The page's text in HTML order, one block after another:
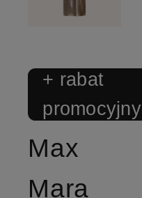
+ rabat
promocyjny
Max
Mara